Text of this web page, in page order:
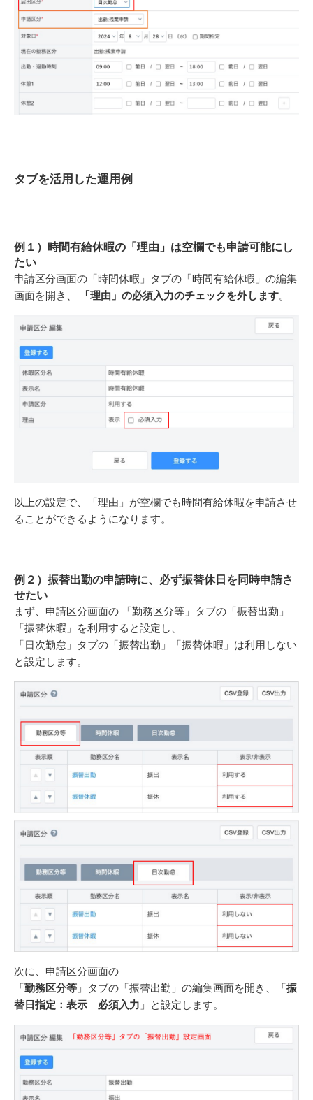
タブを活用した運用例
例１）時間有給休暇の「理由」は空欄でも申請可能にし
たい
申請区分画面の「時間休暇」タブの「時間有給休暇」の編集
画面を開き、
「理由」の必須入力のチェックを外します。
以上の設定で、「理由」が空欄でも時間有給休暇を申請させ
ることができるようになります。
例２）振替出勤の申請時に、必ず振替休日を同時申請さ
せたい
まず、申請区分画面の 「勤務区分等」タブの「振替出勤」
「振替休暇」を利用すると設定し、
「日次勤怠」タブの「振替出勤」「振替休暇」は利用しない
と設定します。
次に、申請区分画面の
「勤務区分等 」タブの「振替出勤」の編集画面を開き、「振
替日指定：表示 必須入力 」と設定します。